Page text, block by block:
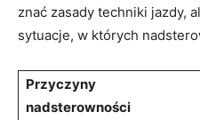
znać ⁣zasady ​techniki‍ jazdy,
sytuacje, w‌ których⁣
Przyczyny
nadsterowności